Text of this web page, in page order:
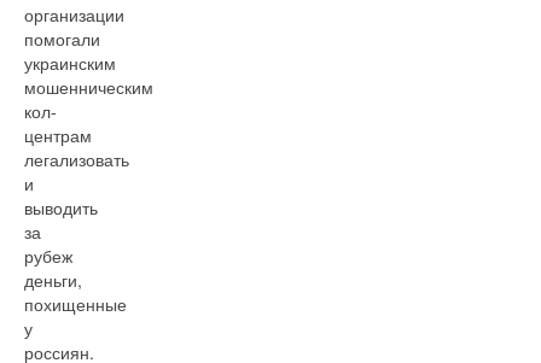
организации
помогали
украинским
мошенническим
кол-
центрам
легализовать
и
выводить
за
рубеж
деньги,
похищенные
у
россиян.